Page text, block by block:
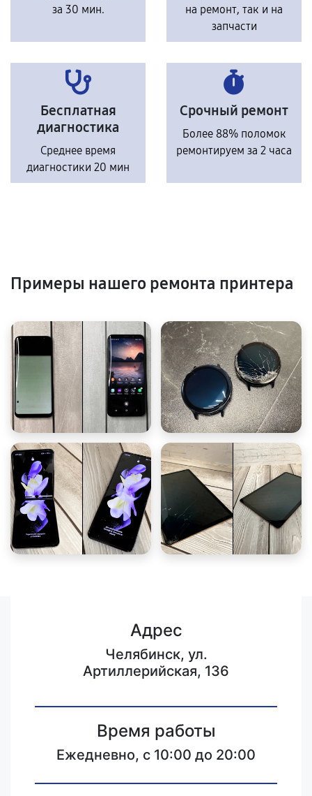
за 30 мин.
на ремонт, так и на
запчасти
Бесплатная
диагностика
Среднее время
диагностики 20 мин
Срочный ремонт
Более 88% поломок
ремонтируем за 2 часа
Примеры нашего ремонта принтера
Адрес
Челябинск, ул.
Артиллерийская, 136
Время работы
Ежедневно, с 10:00 до 20:00